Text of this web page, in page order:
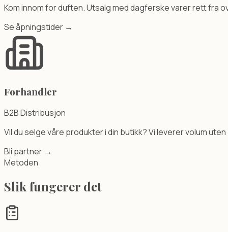
Kom innom for duften. Utsalg med dagferske varer rett fra
Se åpningstider →
Forhandler
B2B Distribusjon
Vil du selge våre produkter i din butikk? Vi leverer volum
Bli partner →
Metoden
Slik fungerer det